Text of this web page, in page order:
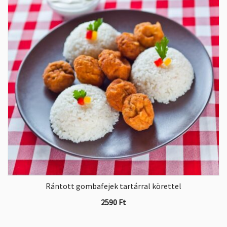
Rántott gombafejek tartárral körettel
2590 Ft